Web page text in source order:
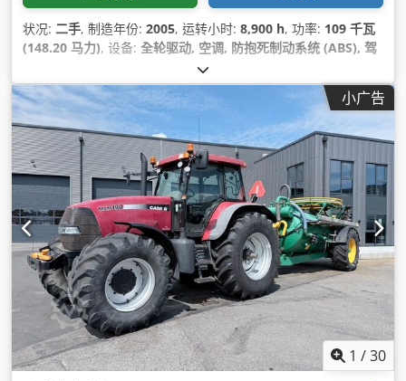
状况: 二手, 制造年份: 2005, 运转小时: 8,900 h, 功率: 109 千瓦
(148.20 马力), 设备: 全轮驱动, 空调, 防抱死制动系统 (ABS), 驾
小广告
1 /30